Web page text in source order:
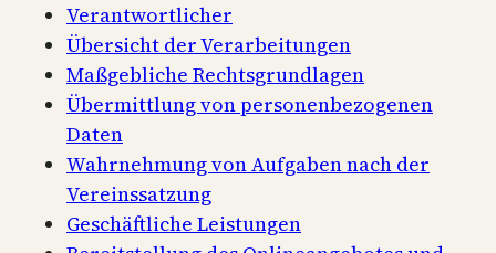
Verantwortlicher
Übersicht der Verarbeitungen
Maßgebliche Rechtsgrundlagen
Übermittlung von personenbezogenen
Daten
Wahrnehmung von Aufgaben nach der
Vereinssatzung
Geschäftliche Leistungen